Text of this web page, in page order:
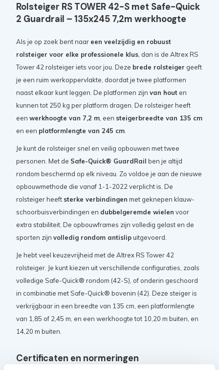
Rolsteiger RS TOWER 42-S met Safe-Quick
2 Guardrail – 135x245 7,2m werkhoogte
Als je op zoek bent naar een veelzijdig en robuust
rolsteiger voor elke professionele klus, dan is de Altrex RS
Tower 42 rolsteiger iets voor jou. Deze brede rolsteiger geeft
je een ruim werkoppervlakte, doordat je twee platformen
naast elkaar kunt leggen. De platformen zijn van houten
kunnen tot 250 kg per platform dragen. De rolsteiger heeft
een werkhoogte van 7,2 m, een steigerbreedte van 135 cm
en een platformlengte van 245 cm.
Je kunt de rolsteiger snel en veilig opbouwen met twee
personen. Met de Safe-Quick® GuardRail ben je altijd
rondom beschermd op elk niveau. Zo voldoe je aan de nieuwe
opbouwmethode die vanaf 1-1-2022 verplicht is. De
rolsteiger heeft sterke verbindingen met geknepen klauw-
schoorbuisverbindingen en dubbelgeremde wielen voor
extra stabiliteit. De opbouwframes zijn volledig gelast en de
sporten zijn volledig rondom antislipuitgevoerd.
Je hebt veel keuzevrijheid met de Altrex RS Tower 42
rolsteiger. Je kunt kiezen uit verschillende configuraties, zoals
volledige Safe-Quick® rondom (42-S), of onderin geschoord
in combinatie met Safe-Quick® bovenin (42). Deze steiger is
verkrijgbaar in een breedte van 135 cm, een platformlengte
van 1,85 of 2,45 m, en een werkhoogte tot 10,20 m buiten, en
14,20 m buiten.
Certificaten en normeringen